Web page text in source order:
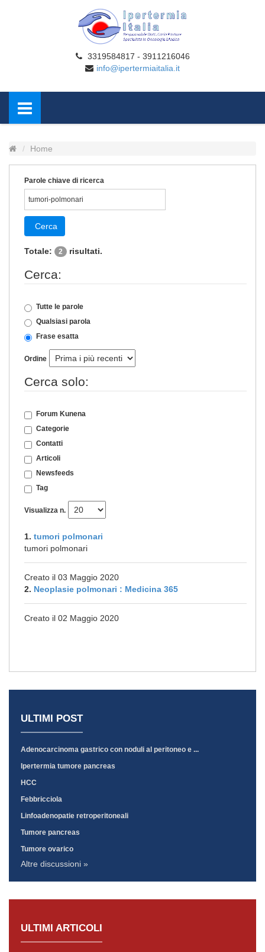
3319584817 - 3911216046
info@ipertermiaitalia.it
Home
Parole chiave di ricerca
Cerca
Totale: 2 risultati.
Cerca:
Tutte le parole
Qualsiasi parola
Frase esatta
Ordine
Cerca solo:
Forum Kunena
Categorie
Contatti
Articoli
Newsfeeds
Tag
Visualizza n.
1. tumori polmonari
tumori polmonari
Creato il 03 Maggio 2020
2. Neoplasie polmonari : Medicina 365
Creato il 02 Maggio 2020
ULTIMI POST
Adenocarcinoma gastrico con noduli al peritoneo e ...
Ipertermia tumore pancreas
HCC
Febbricciola
Linfoadenopatie retroperitoneali
Tumore pancreas
Tumore ovarico
Altre discussioni »
ULTIMI ARTICOLI